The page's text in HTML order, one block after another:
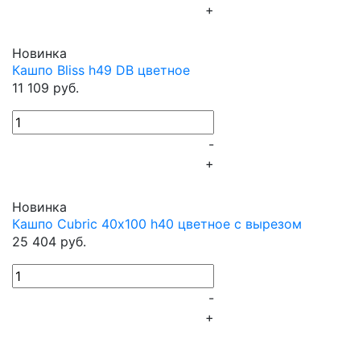
+
Новинка
Кашпо Bliss h49 DB цветное
11 109 руб.
-
+
Новинка
Кашпо Cubric 40х100 h40 цветное c вырезом
25 404 руб.
-
+